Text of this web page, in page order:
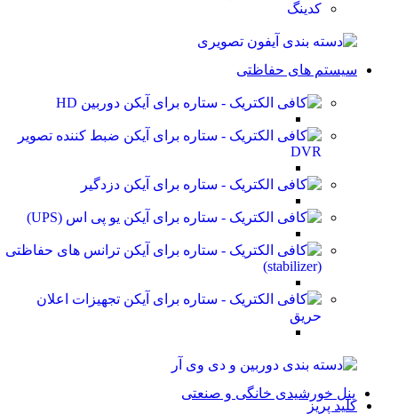
کدینگ
سیستم های حفاظتی
دوربین HD
ضبط کننده تصویر
DVR
دزدگیر
یو پی اس (UPS)
ترانس های حفاظتی
(stabilizer)
تجهیزات اعلان
حریق
پنل خورشیدی خانگی و صنعتی
کلید پریز